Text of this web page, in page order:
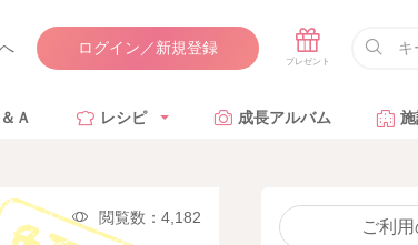
ログイン／新規登録
Ａ レシピ 成長アルバム
閲覧数：4,182
ご利